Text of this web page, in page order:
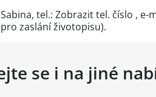
tel.: Zobrazit tel. číslo , e-
zaslání životopisu).
se i na jiné